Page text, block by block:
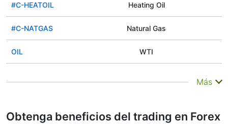
#C-HEATOIL Heating Oil
#C-NATGAS Natural Gas
OIL WTI
#C-LHOG #C-LHOG
Más
Obtenga beneficios del trading en Forex